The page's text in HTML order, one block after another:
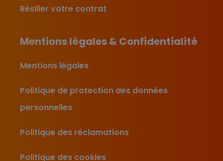
Résilier votre contrat
Mentions légales & Confidentialité
Mentions légales
Politique de protection des données
personnelles
Politique des réclamations
Politique des cookies